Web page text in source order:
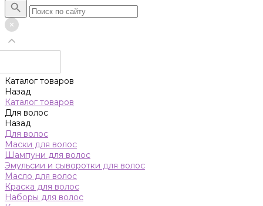
Каталог товаров
Назад
Каталог товаров
Для волос
Назад
Для волос
Маски для волос
Шампуни для волос
Эмульсии и сыворотки для волос
Масло для волос
Краска для волос
Наборы для волос